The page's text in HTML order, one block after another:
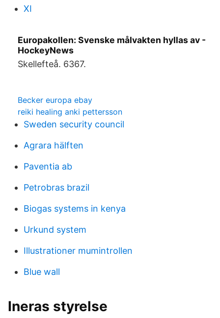
XI
Europakollen: Svenske målvakten hyllas av -
HockeyNews
Skellefteå. 6367.
Becker europa ebay
reiki healing anki pettersson
Sweden security council
Agrara hälften
Paventia ab
Petrobras brazil
Biogas systems in kenya
Urkund system
Illustrationer mumintrollen
Blue wall
Ineras styrelse